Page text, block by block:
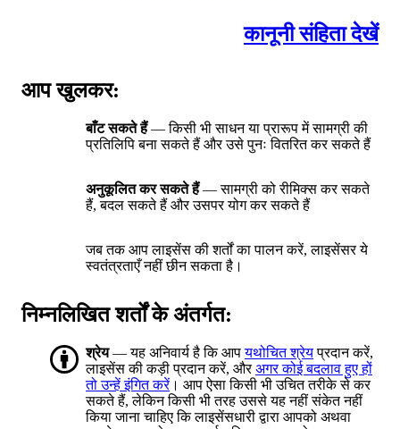
कानूनी संहिता देखें
आप खुलकर:
बाँट सकते हैं— किसी भी साधन या प्रारूप में सामग्री की
प्रतिलिपि बना सकते हैं और उसे पुनः वितरित कर सकते हैं
अनुकूलित कर सकते हैं— सामग्री को रीमिक्स कर सकते
हैं, बदल सकते हैं और उसपर योग कर सकते हैं
जब तक आप लाइसेंस की शर्तों का पालन करें, लाइसेंसर ये
स्वतंत्रताएँ नहीं छीन सकता है।
निम्नलिखित शर्तों के अंतर्गत:
श्रेय— यह अनिवार्य है कि आपयथोचित श्रेयप्रदान करें,
लाइसेंस की कड़ी प्रदान करें, औरअगर कोई बदलाव हुए हों
तो उन्हें इंगित करें। आप ऐसा किसी भी उचित तरीके से कर
सकते हैं, लेकिन किसी भी तरह उससे यह नहीं संकेत नहीं
किया जाना चाहिए कि लाइसेंसधारी द्वारा आपको अथवा